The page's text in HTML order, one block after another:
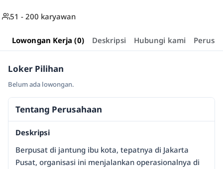
51 - 200 karyawan
Lowongan Kerja (0) Deskripsi Hubungi kami
Loker Pilihan
Belum ada lowongan.
Tentang Perusahaan
Deskripsi
Berpusat di jantung ibu kota, tepatnya di Jakarta
Pusat, organisasi ini menjalankan operasionalnya di